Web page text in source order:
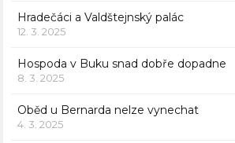
Hradečáci a Valdštejnský palác
12. 3. 2025
Hospoda v Buku snad dobře dopadne
8. 3. 2025
Oběd u Bernarda nelze vynechat
4. 3. 2025